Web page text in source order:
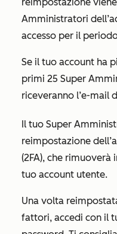
Amministratori
accesso per il
Se il tuo account ha
primi 25 Super
riceveranno l’e-mail
Il tuo Super
reimpostazione
(2FA), che
tuo account utente.
Una volta
fattori, accedi con il